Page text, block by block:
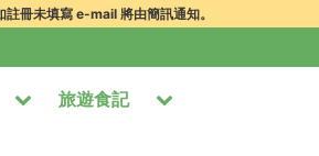
冊未填寫 e-mail 將由簡訊通知。
旅遊食記